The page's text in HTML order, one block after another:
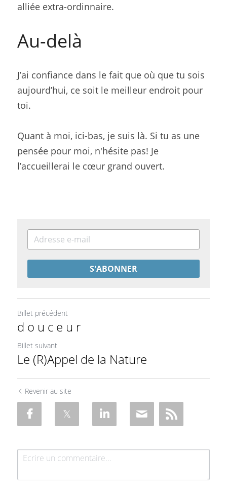
alliée extra-ordinnaire.
Au-delà
J’ai confiance dans le fait que où que tu sois
aujourd’hui, ce soit le meilleur endroit pour
toi.
Quant à moi, ici-bas, je suis là. Si tu as une
pensée pour moi, n'hésite pas! Je
l’accueillerai le cœur grand ouvert.
S'ABONNER
Billet précédent
d o u c e u r
Billet suivant
Le (R)Appel de la Nature
Revenir au site